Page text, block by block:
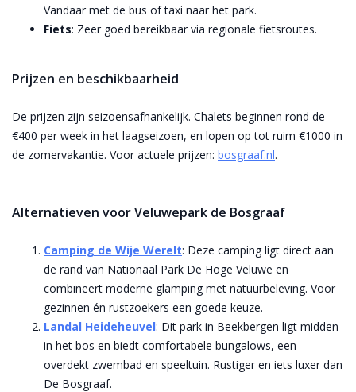
Vandaar met de bus of taxi naar het park.
Fiets: Zeer goed bereikbaar via regionale fietsroutes.
Prijzen en beschikbaarheid
De prijzen zijn seizoensafhankelijk. Chalets beginnen rond de
€400 per week in het laagseizoen, en lopen op tot ruim €1000 in
de zomervakantie. Voor actuele prijzen: bosgraaf.nl.
Alternatieven voor Veluwepark de Bosgraaf
Camping de Wije Werelt: Deze camping ligt direct aan
de rand van Nationaal Park De Hoge Veluwe en
combineert moderne glamping met natuurbeleving. Voor
gezinnen én rustzoekers een goede keuze.
Landal Heideheuvel: Dit park in Beekbergen ligt midden
in het bos en biedt comfortabele bungalows, een
overdekt zwembad en speeltuin. Rustiger en iets luxer dan
De Bosgraaf.